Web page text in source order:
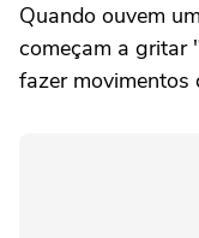
Quando ouvem
começam a gritar
fazer movimentos